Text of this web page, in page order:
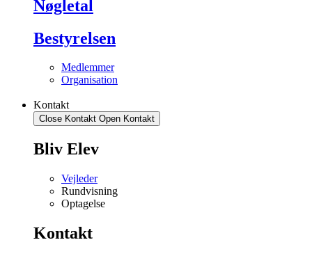
Nøgletal
Bestyrelsen
Medlemmer
Organisation
Kontakt
Close Kontakt Open Kontakt
Bliv Elev
Vejleder
Rundvisning
Optagelse
Kontakt